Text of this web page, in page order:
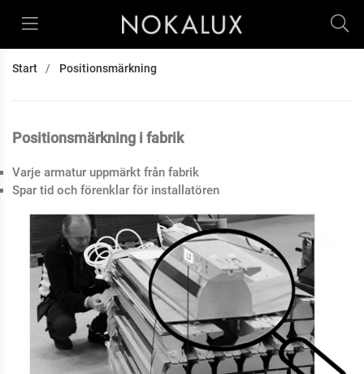
Start Positionsmärkning
Positionsmärkning i fabrik
Varje armatur uppmärkt från fabrik
Spar tid och förenklar för installatören